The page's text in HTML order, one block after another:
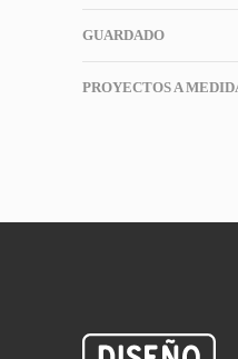
GUARDADO
PROYECTOS A